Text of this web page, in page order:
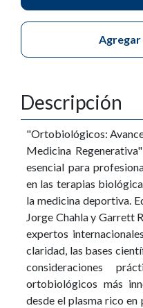
Descripción
"Ortobiológicos:
Medicina
esencial para
en las terapias
la medicina deportiva.
Jorge Chahla y Garrett
expertos
claridad, las bases
consideraciones
ortobiológicos más
desde el plasma rico en